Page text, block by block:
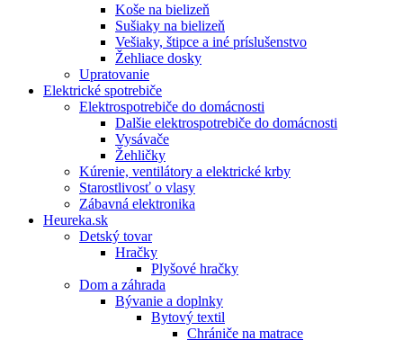
Koše na bielizeň
Sušiaky na bielizeň
Vešiaky, štipce a iné príslušenstvo
Žehliace dosky
Upratovanie
Elektrické spotrebiče
Elektrospotrebiče do domácnosti
Dalšie elektrospotrebiče do domácnosti
Vysávače
Žehličky
Kúrenie, ventilátory a elektrické krby
Starostlivosť o vlasy
Zábavná elektronika
Heureka.sk
Detský tovar
Hračky
Plyšové hračky
Dom a záhrada
Bývanie a doplnky
Bytový textil
Chrániče na matrace